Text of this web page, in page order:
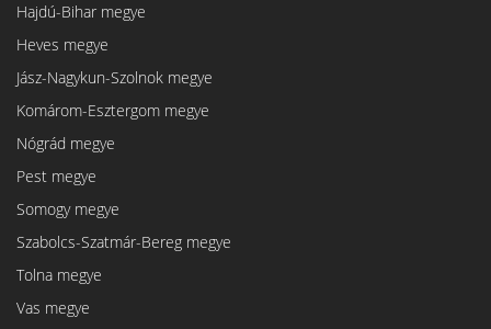
Hajdú-Bihar megye
Heves megye
Jász-Nagykun-Szolnok megye
Komárom-Esztergom megye
Nógrád megye
Pest megye
Somogy megye
Szabolcs-Szatmár-Bereg megye
Tolna megye
Vas megye